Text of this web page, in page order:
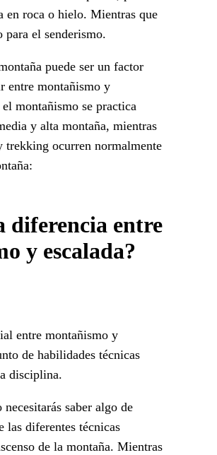
en roca o hielo. Mientras que
para el senderismo.
puede ser un factor
entre montañismo y
montañismo se practica
y alta montaña, mientras
trekking ocurren normalmente
diferencia entre
y escalada?
entre montañismo y
de habilidades técnicas
disciplina.
saber algo de
las diferentes técnicas
de la montaña. Mientras